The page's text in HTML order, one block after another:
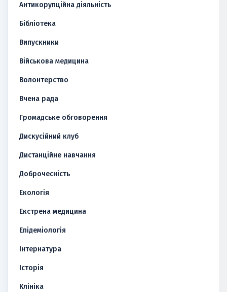
Антикорупційна діяльність
Бібліотека
Випускники
Військова медицина
Волонтерство
Вчена рада
Громадське обговорення
Дискусійний клуб
Дистанційне навчання
Доброчесність
Екологія
Екстрена медицина
Епідеміологія
Інтернатура
Історія
Клініка